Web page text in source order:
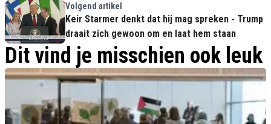
Volgend artikel
Keir Starmer denkt dat hij mag spreken - Trump
draait zich gewoon om en laat hem staan
Dit vind je misschien ook leuk